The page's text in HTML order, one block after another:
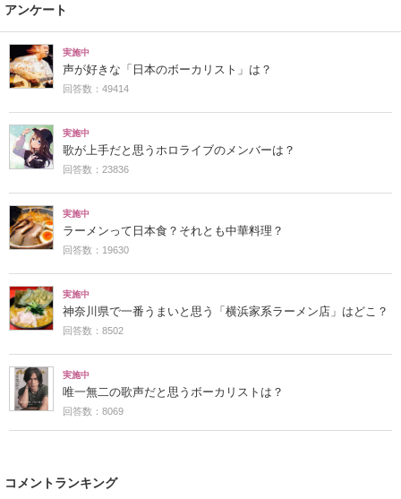
アンケート
実施中
声が好きな「日本のボーカリスト」は？
回答数：49414
実施中
歌が上手だと思うホロライブのメンバーは？
回答数：23836
実施中
ラーメンって日本食？それとも中華料理？
回答数：19630
実施中
神奈川県で一番うまいと思う「横浜家系ラーメン店」はどこ？
回答数：8502
実施中
唯一無二の歌声だと思うボーカリストは？
回答数：8069
コメントランキング